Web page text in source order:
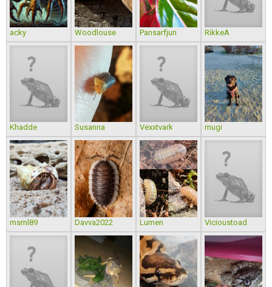
acky Woodlouse Pansarfjun RikkeA
Khadde Susanna Vexxtvark mugi
msml89 Davva2022 Lumen Vicioustoad